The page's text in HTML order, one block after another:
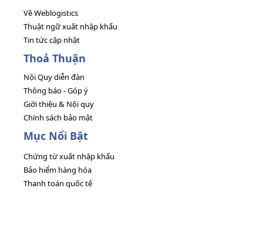
Về Weblogistics
Thuật ngữ xuất nhập khẩu
Tin tức cập nhật
Thoả Thuận
Nội Quy diễn đàn
Thông báo - Góp ý
Giới thiệu & Nội quy
Chính sách bảo mật
Mục Nổi Bật
Chứng từ xuất nhập khẩu
Bảo hiểm hàng hóa
Thanh toán quốc tế